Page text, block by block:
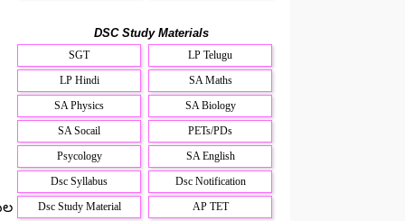
DSC Study Materials
SGT
LP Telugu
LP Hindi
SA Maths
SA Physics
SA Biology
SA Socail
PETs/PDs
Psycology
SA English
Dsc Syllabus
Dsc Notification
Dsc Study Material
AP TET